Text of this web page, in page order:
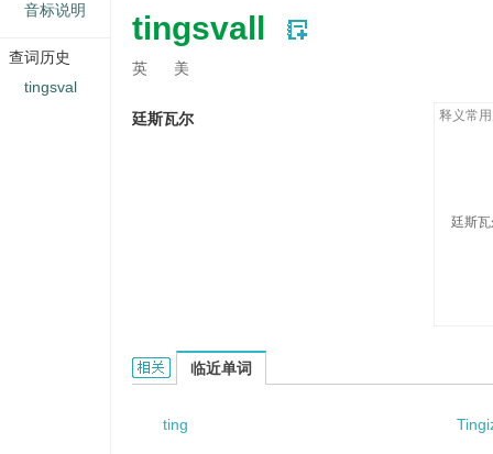
tingsvall
英 美
廷斯瓦尔 释义常
廷斯
Tingsvall的相关资料：
临近单词
ting
音标说明
查词历史
tingsval